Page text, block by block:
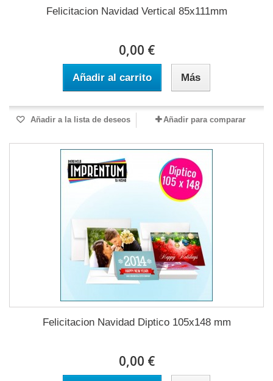
Felicitacion Navidad Vertical 85x111mm
0,00 €
Añadir al carrito Más
Añadir a la lista de deseos Añadir para comparar
Felicitacion Navidad Diptico 105x148 mm
0,00 €